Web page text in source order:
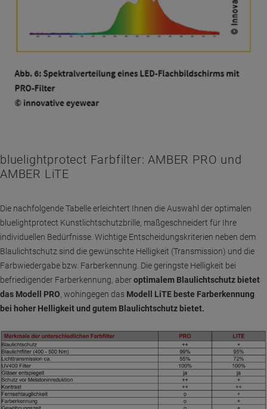
bluelightprotect Farbfilter: AMBER PRO und
AMBER LiTE
Die nachfolgende Tabelle erleichtert Ihnen die Auswahl der optimalen
bluelightprotect Kunstlichtschutzbrille, maßgeschneidert für Ihre
individuellen Bedürfnisse. Wichtige Entscheidungskriterien neben dem
Blaulichtschutz sind die gewünschte Helligkeit (Transmission) und die
Farbwiedergabe bzw. Farberkennung. Die geringste Helligkeit bei
befriedigender Farberkennung, aberoptimalem Blaulichtschutz bietet
das Modell PRO , wohingegen das Modell LiTE beste Farberkennung
bei hoher Helligkeit und gutem Blaulichtschutz bietet.